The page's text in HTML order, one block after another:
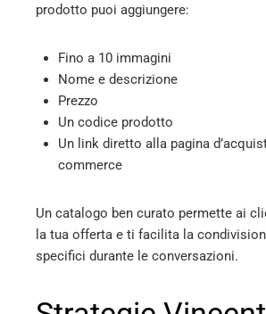
prodotto puoi aggiungere:
Fino a 10 immagini
Nome e descrizione
Prezzo
Un codice prodotto
Un link diretto alla pagina
commerce
Un catalogo ben curato permette ai
la tua offerta e ti facilita la
specifici durante le conversazioni.